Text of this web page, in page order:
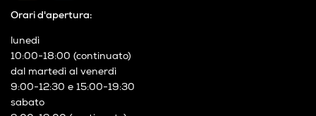
Orari d'apertura:
lunedì
10:00-18:00 (continuato)